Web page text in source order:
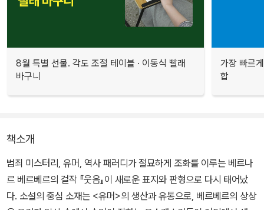
8월 특별 선물. 각도 조절 테이블 · 이동식 빨래
바구니
가장 빠르
합
책소개
범죄 미스터리, 유머, 역사 패러디가 절묘하게 조화를 이루는 베르나
르 베르베르의 걸작 『웃음』이 새로운 표지와 판형으로 다시 태어났
다. 소설의 중심 소재는 <유머>의 생산과 유통으로, 베르베르의 상상